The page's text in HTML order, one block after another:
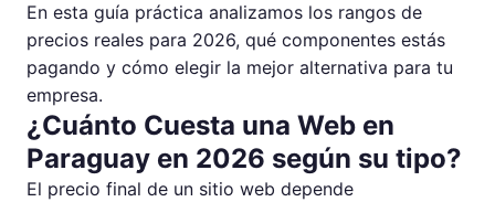
En esta guía práctica analizamos los rangos de
precios reales para 2026, qué componentes estás
pagando y cómo elegir la mejor alternativa para tu
empresa.
¿Cuánto Cuesta una Web en
Paraguay en 2026 según su tipo?
El precio final de un sitio web depende